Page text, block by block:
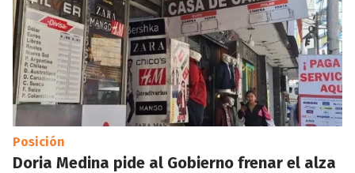
Posición
Doria Medina pide al Gobierno frenar el alza